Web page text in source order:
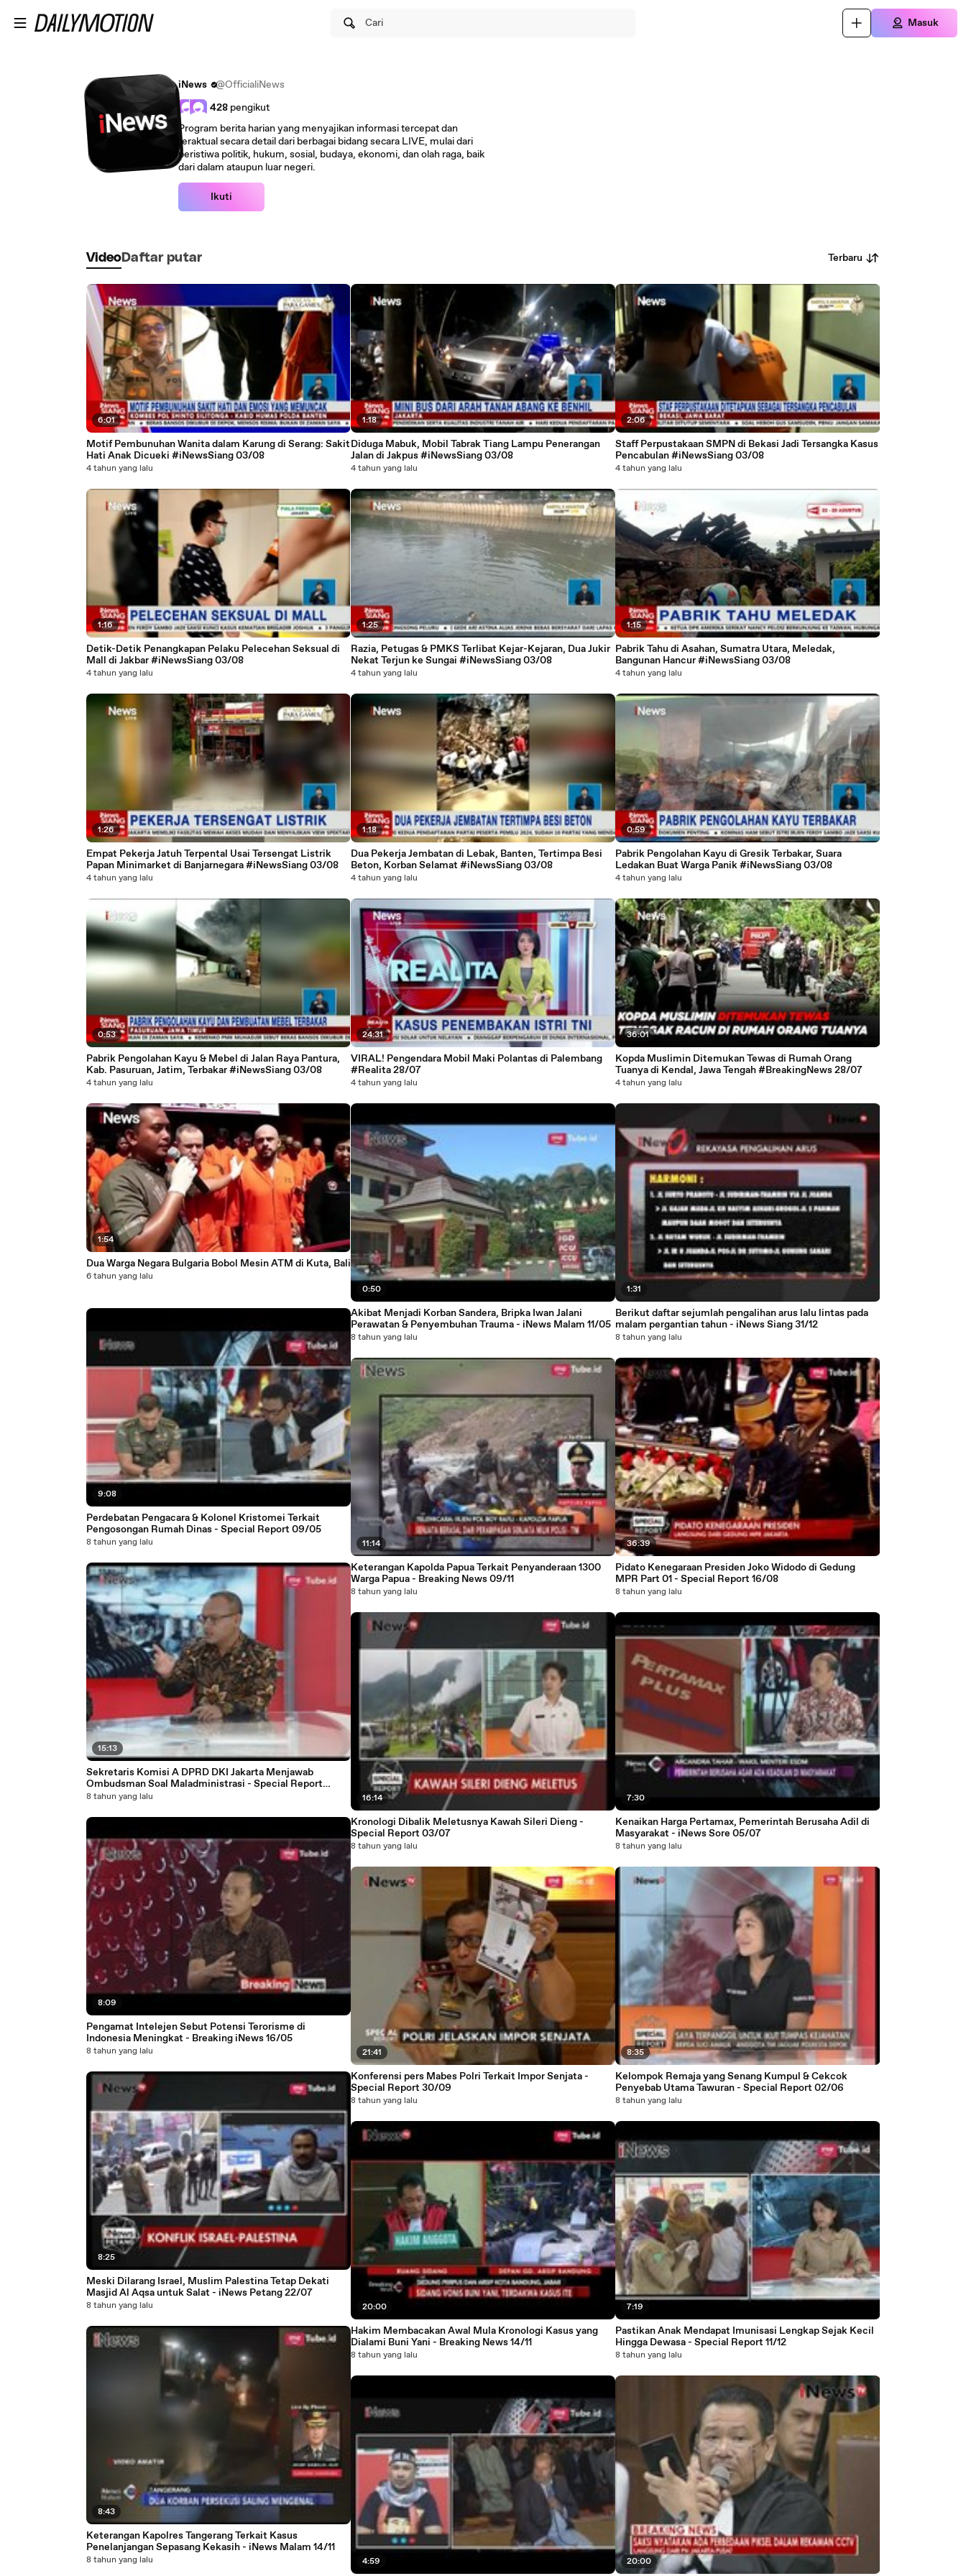
Cari Masuk
iNews
@OfficialiNews
428 pengikut
Program berita harian yang menyajikan informasi tercepat dan
teraktual secara detail dari berbagai bidang secara LIVE, mulai dari
peristiwa politik, hukum, sosial, budaya, ekonomi, dan olah raga, baik
dari dalam ataupun luar negeri.
Ikuti
Video Daftar putar Terbaru
6:01
Motif Pembunuhan Wanita dalam Karung di Serang: Sakit
Hati Anak Dicueki #iNewsSiang 03/08
4 tahun yang lalu
1:16
Detik-Detik Penangkapan Pelaku Pelecehan Seksual di
Mall di Jakbar #iNewsSiang 03/08
4 tahun yang lalu
1:26
Empat Pekerja Jatuh Terpental Usai Tersengat Listrik
Papan Minimarket di Banjarnegara #iNewsSiang 03/08
4 tahun yang lalu
0:53
Pabrik Pengolahan Kayu & Mebel di Jalan Raya Pantura,
Kab. Pasuruan, Jatim, Terbakar #iNewsSiang 03/08
4 tahun yang lalu
1:54
Dua Warga Negara Bulgaria Bobol Mesin ATM di Kuta, Bali
6 tahun yang lalu
9:08
Perdebatan Pengacara & Kolonel Kristomei Terkait
Pengosongan Rumah Dinas - Special Report 09/05
8 tahun yang lalu
15:13
Sekretaris Komisi A DPRD DKI Jakarta Menjawab
Ombudsman Soal Maladministrasi - Special Report
27/03
8 tahun yang lalu
8:09
Pengamat Intelejen Sebut Potensi Terorisme di
Indonesia Meningkat - Breaking iNews 16/05
8 tahun yang lalu
8:25
Meski Dilarang Israel, Muslim Palestina Tetap Dekati
Masjid Al Aqsa untuk Salat - iNews Petang 22/07
8 tahun yang lalu
8:43
Keterangan Kapolres Tangerang Terkait Kasus
Penelanjangan Sepasang Kekasih - iNews Malam 14/11
8 tahun yang lalu
1:18
Diduga Mabuk, Mobil Tabrak Tiang Lampu Penerangan
Jalan di Jakpus #iNewsSiang 03/08
4 tahun yang lalu
1:25
Razia, Petugas & PMKS Terlibat Kejar-Kejaran, Dua Jukir
Nekat Terjun ke Sungai #iNewsSiang 03/08
4 tahun yang lalu
1:18
Dua Pekerja Jembatan di Lebak, Banten, Tertimpa Besi
Beton, Korban Selamat #iNewsSiang 03/08
4 tahun yang lalu
24:31
VIRAL! Pengendara Mobil Maki Polantas di Palembang
#Realita 28/07
4 tahun yang lalu
0:50
Akibat Menjadi Korban Sandera, Bripka Iwan Jalani
Perawatan & Penyembuhan Trauma - iNews Malam 11/05
8 tahun yang lalu
11:14
Keterangan Kapolda Papua Terkait Penyanderaan 1300
Warga Papua - Breaking News 09/11
8 tahun yang lalu
16:14
Kronologi Dibalik Meletusnya Kawah Sileri Dieng -
Special Report 03/07
8 tahun yang lalu
21:41
Konferensi pers Mabes Polri Terkait Impor Senjata -
Special Report 30/09
8 tahun yang lalu
20:00
Hakim Membacakan Awal Mula Kronologi Kasus yang
Dialami Buni Yani - Breaking News 14/11
8 tahun yang lalu
4:59
2:06
Staff Perpustakaan SMPN di Bekasi Jadi Tersangka Kasus
Pencabulan #iNewsSiang 03/08
4 tahun yang lalu
1:15
Pabrik Tahu di Asahan, Sumatra Utara, Meledak,
Bangunan Hancur #iNewsSiang 03/08
4 tahun yang lalu
0:59
Pabrik Pengolahan Kayu di Gresik Terbakar, Suara
Ledakan Buat Warga Panik #iNewsSiang 03/08
4 tahun yang lalu
36:01
Kopda Muslimin Ditemukan Tewas di Rumah Orang
Tuanya di Kendal, Jawa Tengah #BreakingNews 28/07
4 tahun yang lalu
1:31
Berikut daftar sejumlah pengalihan arus lalu lintas pada
malam pergantian tahun - iNews Siang 31/12
8 tahun yang lalu
36:39
Pidato Kenegaraan Presiden Joko Widodo di Gedung
MPR Part 01 - Special Report 16/08
8 tahun yang lalu
7:30
Kenaikan Harga Pertamax, Pemerintah Berusaha Adil di
Masyarakat - iNews Sore 05/07
8 tahun yang lalu
8:35
Kelompok Remaja yang Senang Kumpul & Cekcok
Penyebab Utama Tawuran - Special Report 02/06
8 tahun yang lalu
7:19
Pastikan Anak Mendapat Imunisasi Lengkap Sejak Kecil
Hingga Dewasa - Special Report 11/12
8 tahun yang lalu
20:00